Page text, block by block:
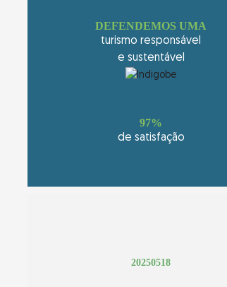
DEFENDEMOS UMA
turismo responsável
e sustentável
97%
de satisfação
20250518